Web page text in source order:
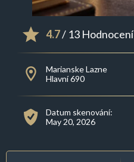
4.7/ 13 Hodnocení
Marianske Lazne
Hlavní 690
Datum skenování:
May 20, 2026